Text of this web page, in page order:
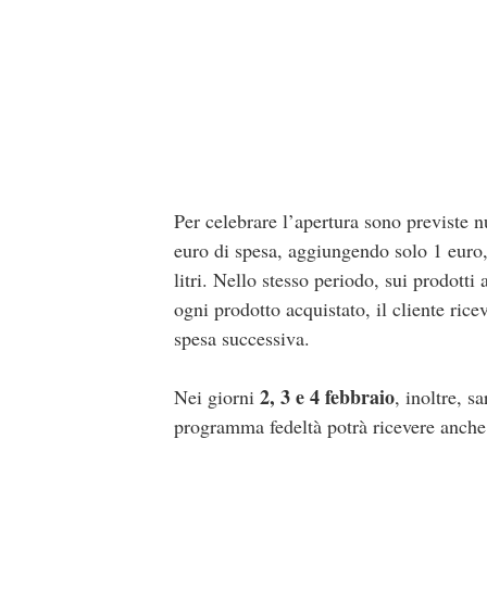
Per celebrare l’apertura sono
euro di spesa, aggiungendo solo 1
litri. Nello stesso periodo, sui prodotti
ogni prodotto acquistato, il cliente
spesa successiva.
Nei giorni 2, 3 e 4 febbraio, inoltre,
programma fedeltà potrà ricevere